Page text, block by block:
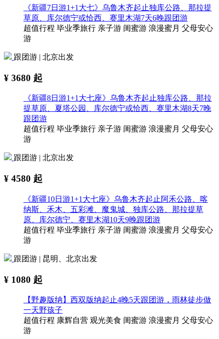
《新疆7日游1+1大七》乌鲁木齐起止独库公路、那拉提
草原、库尔德宁或恰西、赛里木湖7天6晚跟团游
超值行程 毕业季旅行 亲子游 闺蜜游 浪漫蜜月 父母安心
游
跟团游 | 北京出发
¥ 3680 起
《新疆8日游1+1大七座》乌鲁木齐起止独库公路、那拉
提草原、夏塔公园、库尔德宁或恰西、赛里木湖8天7晚
跟团游
超值行程 毕业季旅行 亲子游 闺蜜游 浪漫蜜月 父母安心
游
跟团游 | 北京出发
¥ 4580 起
《新疆10日游1+1大七座》乌鲁木齐起止阿禾公路、喀
纳斯、禾木、五彩滩、魔鬼城、独库公路、那拉提草
原、库尔德宁、赛里木湖10天9晚跟团游
超值行程 毕业季旅行 亲子游 闺蜜游 浪漫蜜月 父母安心
游
跟团游 | 昆明、北京出发
¥ 1080 起
【野趣版纳】西双版纳起止4晚5天跟团游，雨林徒步做
一天野孩子
超值行程 康辉自营 观光美食 闺蜜游 浪漫蜜月 父母安心
游